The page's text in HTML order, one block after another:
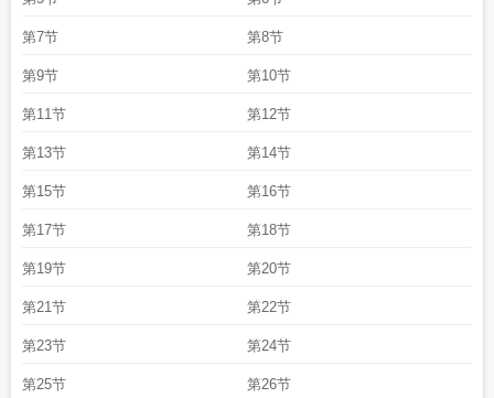
第7节 第8节
第9节 第10节
第11节 第12节
第13节 第14节
第15节 第16节
第17节 第18节
第19节 第20节
第21节 第22节
第23节 第24节
第25节 第26节